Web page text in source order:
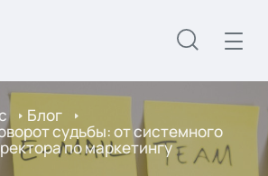
Блог
судьбы: от системного
по маркетингу